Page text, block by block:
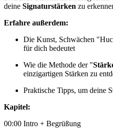
deine Signaturstärken zu
Erfahre außerdem:
Die Kunst, Schwächen
für dich bedeutet
Wie die Methode der "
einzigartigen Stärken zu
Praktische Tipps, um deine
Kapitel:
00:00 Intro + Begrüßung